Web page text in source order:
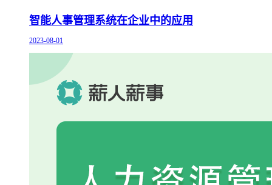
智能人事管理系统在企业中的应用
2023-08-01